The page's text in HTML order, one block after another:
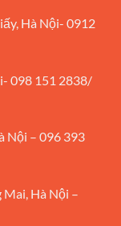
Hà Nội- 0912
098 151 2838/
Nội – 096 393
Hà Nội –